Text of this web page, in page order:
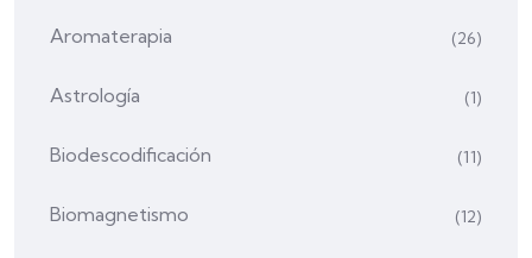
Aromaterapia (26)
Astrología (1)
Biodescodificación (11)
Biomagnetismo (12)